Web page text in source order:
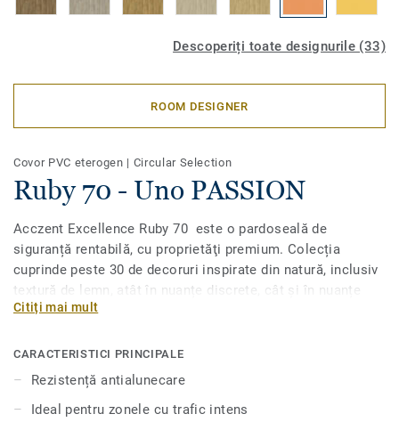
Descoperiți toate designurile (33)
ROOM DESIGNER
Covor PVC eterogen | Circular Selection
Ruby 70 - Uno PASSION
Acczent Excellence Ruby 70 este o pardoseală de
siguranță rentabilă, cu proprietăţi premium. Colecția
cuprinde peste 30 de decoruri inspirate din natură, inclusiv
textură de lemn, atât în ​​nuanțe discrete, cât și în nuanțe
închise şi granulate, precum și o serie de decoruri minerale
pardoseală este prevăzută cu o aderenţă specială pentru a
proteja împotriva alunecărilor și căderilor, ceea ce o face
ideală pentru zonele cu trafic intens care necesită o
siguranță suplimentară. Suprafaţa este tratată cu protecția
Citiți mai mult
CARACTERISTICI PRINCIPALE
Rezistență antialunecare
Ideal pentru zonele cu trafic intens